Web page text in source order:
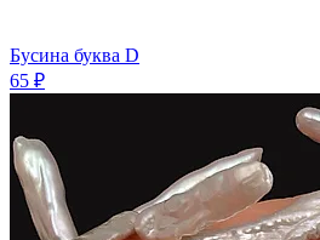
Бусина буква D
65 ₽